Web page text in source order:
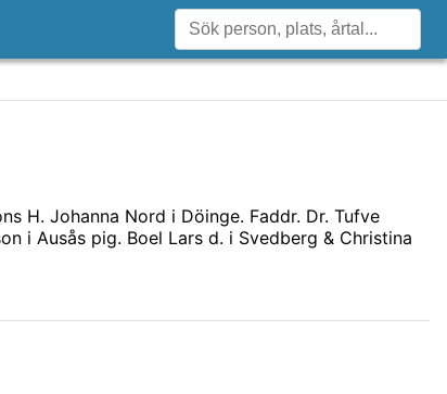
H. Johanna Nord i Döinge. Faddr. Dr. Tufve
i Ausås pig. Boel Lars d. i Svedberg & Christina